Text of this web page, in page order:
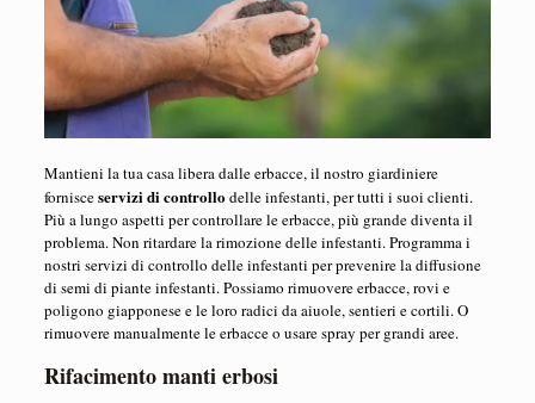
Mantieni la tua casa libera dalle erbacce, il nostro giardiniere
fornisceservizi di controllodelle infestanti, per tutti i suoi clienti.
Più a lungo aspetti per controllare le erbacce, più grande diventa il
problema. Non ritardare la rimozione delle infestanti. Programma i
nostri servizi di controllo delle infestanti per prevenire la diffusione
di semi di piante infestanti. Possiamo rimuovere erbacce, rovi e
poligono giapponese e le loro radici da aiuole, sentieri e cortili. O
rimuovere manualmente le erbacce o usare spray per grandi aree.
Rifacimento manti erbosi